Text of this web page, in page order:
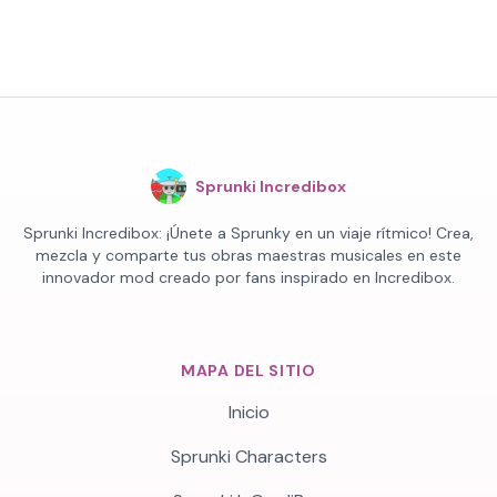
Sprunki Incredibox
Sprunki Incredibox: ¡Únete a Sprunky en un viaje rítmico! Crea,
mezcla y comparte tus obras maestras musicales en este
innovador mod creado por fans inspirado en Incredibox.
MAPA DEL SITIO
Inicio
Sprunki Characters